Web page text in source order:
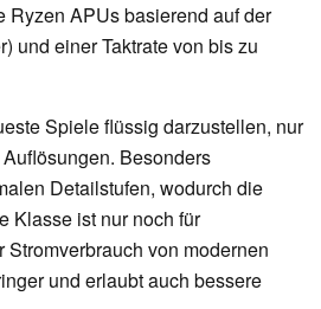
Ryzen APUs basierend auf der
und einer Taktrate von bis zu
Spiele flüssig darzustellen, nur
Besonders
Detailstufen, wodurch die
Klasse ist nur noch für
von modernen
und erlaubt auch bessere